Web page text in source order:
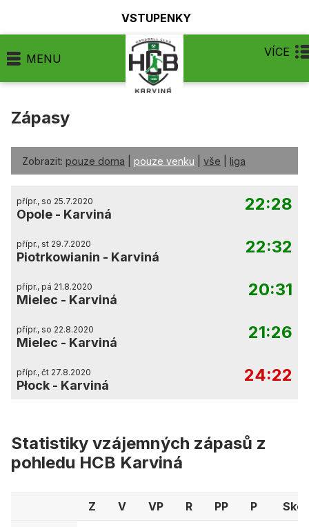
VSTUPENKY
MENU VÍCE
Zápasy
Zobrazit: pouze doma pouze venku vše liga
přípr., so 25.7.2020
Opole - Karviná
22:28
přípr., st 29.7.2020
Piotrkowianin - Karviná
22:32
přípr., pá 21.8.2020
Mielec - Karviná
20:31
přípr., so 22.8.2020
Mielec - Karviná
21:26
přípr., čt 27.8.2020
Płock - Karviná
24:22
Statistiky vzájemných zápasů z
pohledu HCB Karviná
Z V VP R PP P